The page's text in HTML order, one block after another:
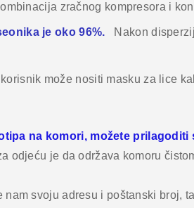
zračnog kompresora i
je oko 96%. Nakon
može nositi masku za lice
na komori, možete
odjeću je da održava komoru
nam svoju adresu i poštanski